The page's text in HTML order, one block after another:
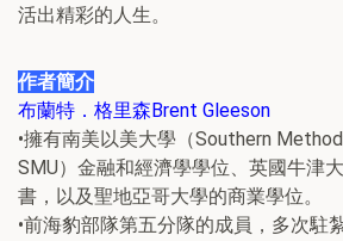
活出精彩的人生。
作者簡介
布蘭特．格里森Brent Gleeson
•擁有南美以美大學（Southern
SMU）金融和經濟學學位、英國牛津
書，以及聖地亞哥大學的商業學位。
•前海豹部隊第五分隊的成員，多次駐